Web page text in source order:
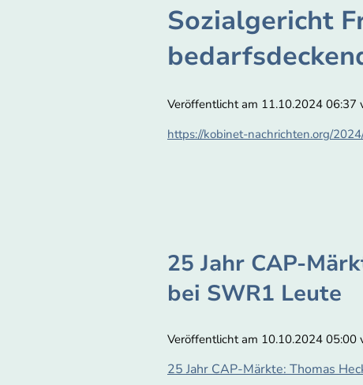
Sozialgericht
Veröffentlicht am 11.10.2024 06:37
https://kobinet-nachrichten.org/
25 Jahr CAP-
bei SWR1 Leute
Veröffentlicht am 10.10.2024 05:00
25 Jahr CAP-Märkte: Thomas